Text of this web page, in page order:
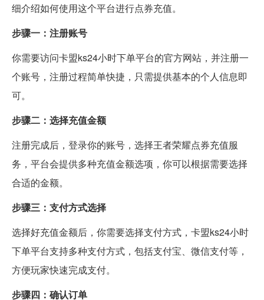
细介绍如何使用这个平台进行点券充值。
步骤一：注册账号
你需要访问卡盟ks24小时下单平台的官方网站，并注册一
个账号，注册过程简单快捷，只需提供基本的个人信息即
可。
步骤二：选择充值金额
注册完成后，登录你的账号，选择王者荣耀点券充值服
务，平台会提供多种充值金额选项，你可以根据需要选择
合适的金额。
步骤三：支付方式选择
选择好充值金额后，你需要选择支付方式，卡盟ks24小时
下单平台支持多种支付方式，包括支付宝、微信支付等，
方便玩家快速完成支付。
步骤四：确认订单